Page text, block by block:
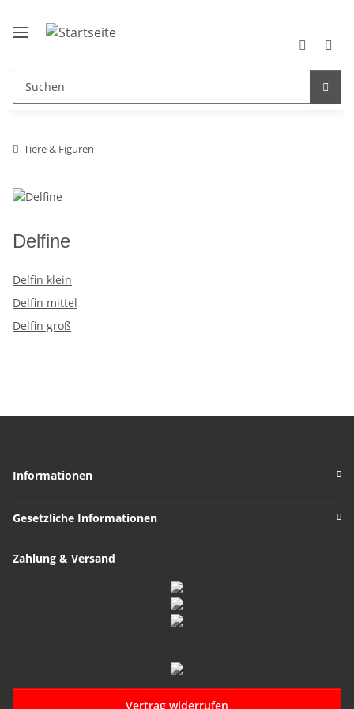
Tiere & Figuren
Delfine
Delfin klein
Delfin mittel
Delfin groß
Informationen
Gesetzliche Informationen
Zahlung & Versand
Vertrag widerrufen